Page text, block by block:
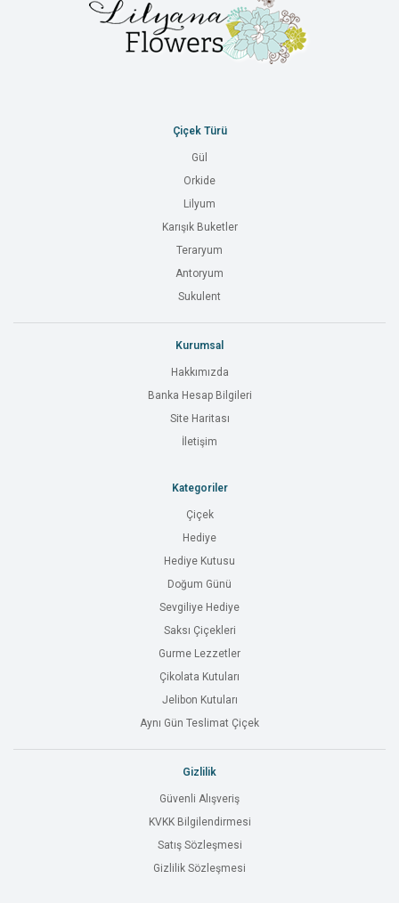
Çiçek Türü
Gül
Orkide
Lilyum
Karışık Buketler
Teraryum
Antoryum
Sukulent
Kurumsal
Hakkımızda
Banka Hesap Bilgileri
Site Haritası
İletişim
Kategoriler
Çiçek
Hediye
Hediye Kutusu
Doğum Günü
Sevgiliye Hediye
Saksı Çiçekleri
Gurme Lezzetler
Çikolata Kutuları
Jelibon Kutuları
Aynı Gün Teslimat Çiçek
Gizlilik
Güvenli Alışveriş
KVKK Bilgilendirmesi
Satış Sözleşmesi
Gizlilik Sözleşmesi